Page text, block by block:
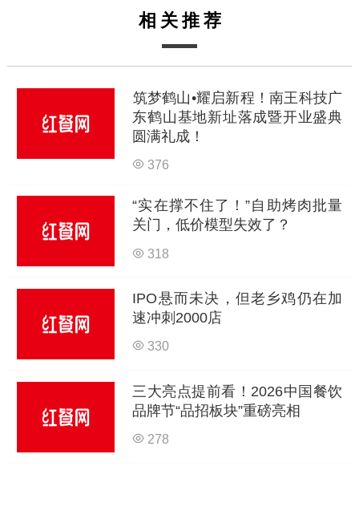
相关推荐
筑梦鹤山•耀启新程！南王科技广
东鹤山基地新址落成暨开业盛典
圆满礼成！
376
“实在撑不住了！”自助烤肉批量
关门，低价模型失效了？
318
IPO悬而未决，但老乡鸡仍在加
速冲刺2000店
330
三大亮点提前看！2026中国餐饮
品牌节“品招板块”重磅亮相
278